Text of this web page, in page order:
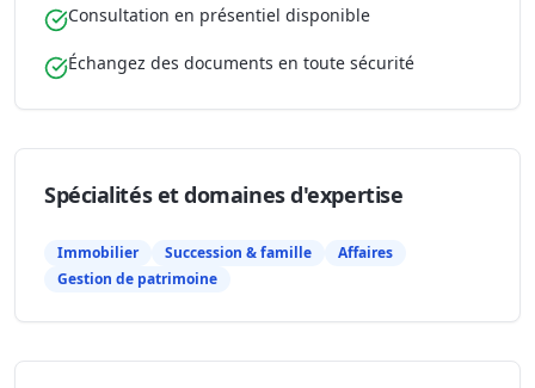
Consultation en présentiel disponible
Échangez des documents en toute sécurité
Spécialités et domaines d'expertise
Immobilier Succession & famille
Affaires
Gestion de patrimoine